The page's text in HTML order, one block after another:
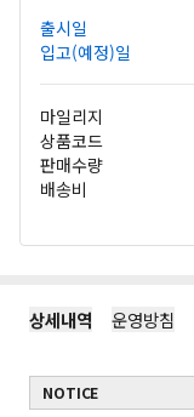
출시일
입고(예정)일
마일리지
상품코드
판매수량
배송비
상세내역 운영방침
NOTICE